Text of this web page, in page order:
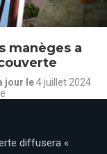
manèges a
jour le 4 juillet 2024
diffusera «